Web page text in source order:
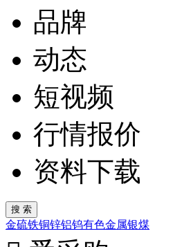
品牌
动态
短视频
行情报价
资料下载
金硫铁铜锌铝钨有色金属银煤